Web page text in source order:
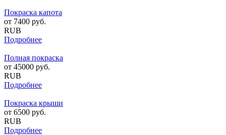
Покраска капота
от 7400 руб.
RUB
Подробнее
Полная покраска
от 45000 руб.
RUB
Подробнее
Покраска крыши
от 6500 руб.
RUB
Подробнее